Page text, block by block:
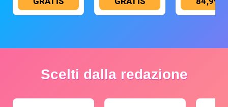
Scelti dalla redazione